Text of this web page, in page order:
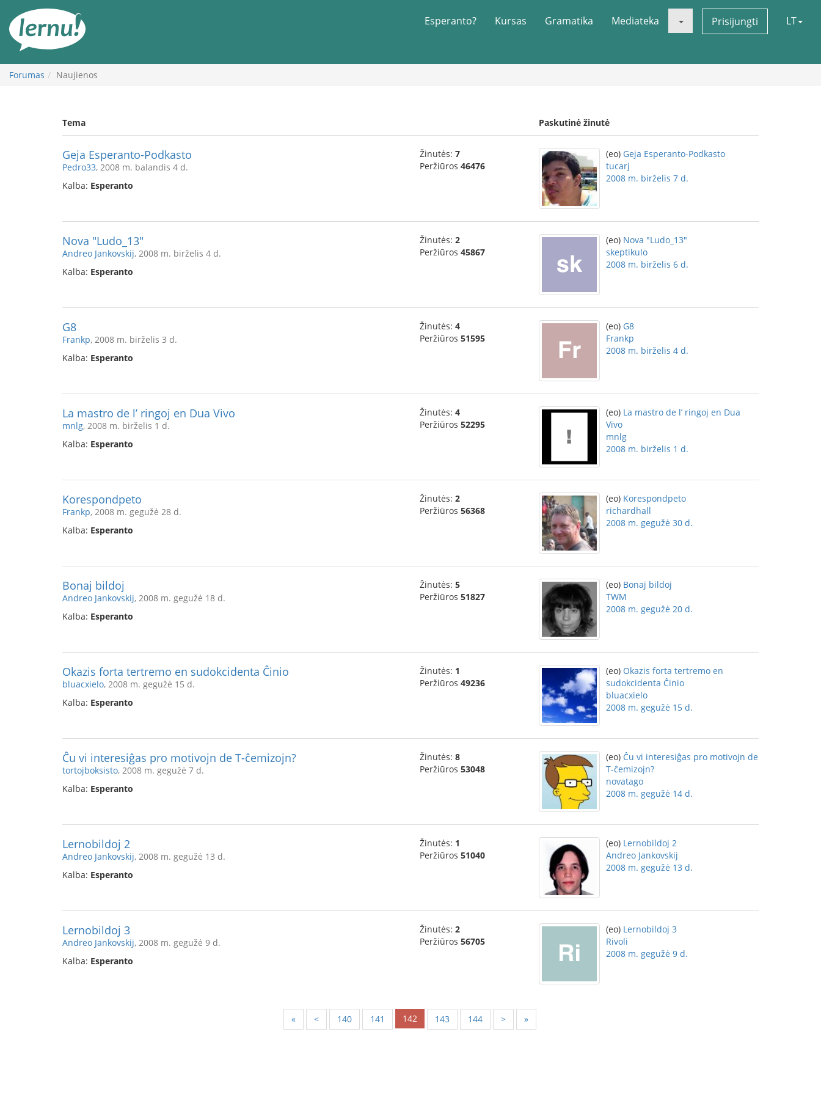
turinį
Esperanto? Kursas Gramatika Mediateka Prisijungti LT
Forumas Naujienos
Tema Paskutinė žinutė
Geja Esperanto-Podkasto
Pedro33, 2008 m. balandis 4 d.
Kalba: Esperanto
Žinutės: 7
Peržiūros 46476
(eo) Geja Esperanto-Podkasto
tucarj
2008 m. birželis 7 d.
Nova "Ludo_13"
Andreo Jankovskij, 2008 m. birželis 4 d.
Kalba: Esperanto
Žinutės: 2
Peržiūros 45867
(eo) Nova "Ludo_13"
skeptikulo
2008 m. birželis 6 d.
G8
Frankp, 2008 m. birželis 3 d.
Kalba: Esperanto
Žinutės: 4
Peržiūros 51595
(eo) G8
Frankp
2008 m. birželis 4 d.
La mastro de l’ ringoj en Dua Vivo
mnlg, 2008 m. birželis 1 d.
Kalba: Esperanto
Žinutės: 4
Peržiūros 52295
(eo) La mastro de l’ ringoj en Dua
Vivo
mnlg
2008 m. birželis 1 d.
Korespondpeto
Frankp, 2008 m. gegužė 28 d.
Kalba: Esperanto
Žinutės: 2
Peržiūros 56368
(eo) Korespondpeto
richardhall
2008 m. gegužė 30 d.
Bonaj bildoj
Andreo Jankovskij, 2008 m. gegužė 18 d.
Kalba: Esperanto
Žinutės: 5
Peržiūros 51827
(eo) Bonaj bildoj
TWM
2008 m. gegužė 20 d.
Okazis forta tertremo en sudokcidenta Ĉinio
bluacxielo, 2008 m. gegužė 15 d.
Kalba: Esperanto
Žinutės: 1
Peržiūros 49236
(eo) Okazis forta tertremo en
sudokcidenta Ĉinio
bluacxielo
2008 m. gegužė 15 d.
Ĉu vi interesiĝas pro motivojn de T-ĉemizojn?
tortojboksisto, 2008 m. gegužė 7 d.
Kalba: Esperanto
Žinutės: 8
Peržiūros 53048
(eo) Ĉu vi interesiĝas pro motivojn de
T-ĉemizojn?
novatago
2008 m. gegužė 14 d.
Lernobildoj 2
Andreo Jankovskij, 2008 m. gegužė 13 d.
Kalba: Esperanto
Žinutės: 1
Peržiūros 51040
(eo) Lernobildoj 2
Andreo Jankovskij
2008 m. gegužė 13 d.
Lernobildoj 3
Andreo Jankovskij, 2008 m. gegužė 9 d.
Kalba: Esperanto
Žinutės: 2
Peržiūros 56705
(eo) Lernobildoj 3
Rivoli
2008 m. gegužė 9 d.
« < 140 141 142 143 144 > »